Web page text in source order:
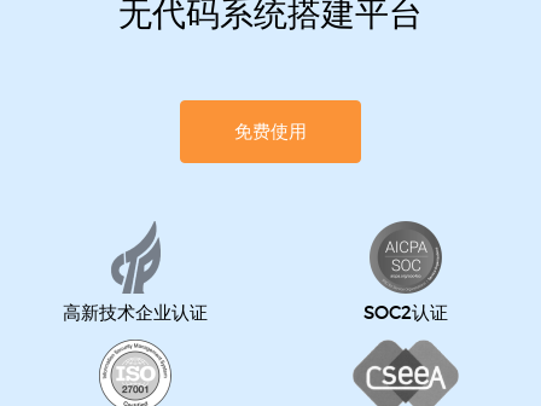
无代码系统搭建平台
免费使用
高新技术企业认证 SOC2认证